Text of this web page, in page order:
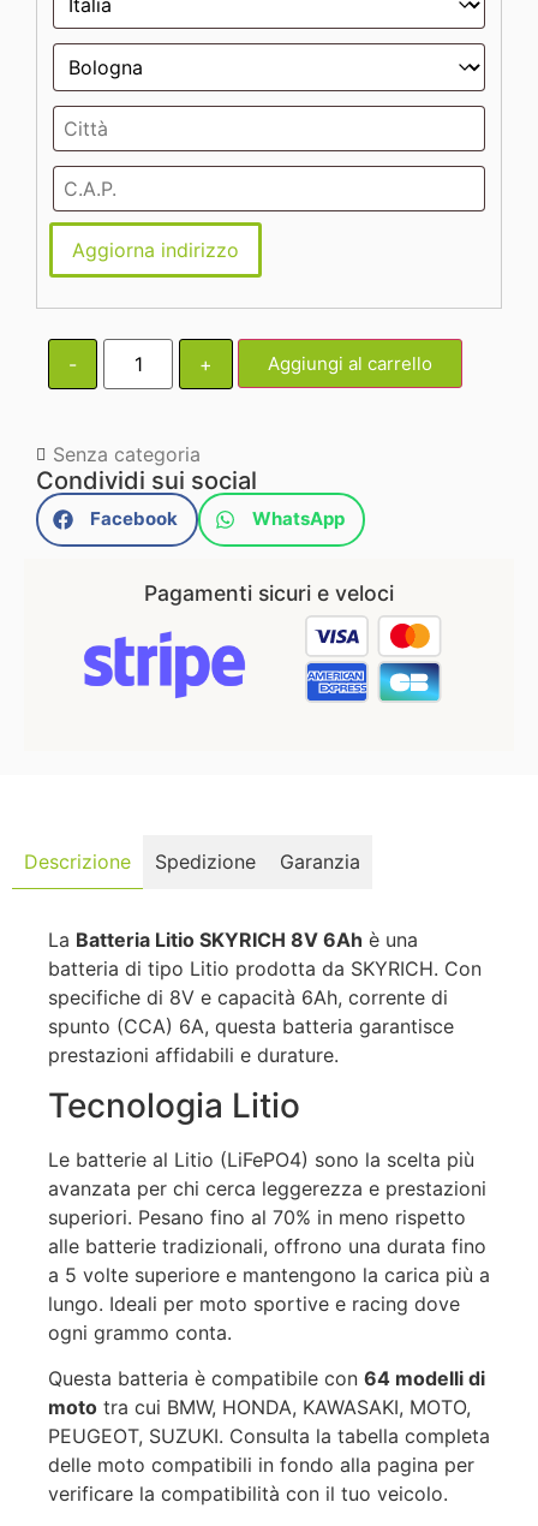
Aggiorna indirizzo
- + Aggiungi al carrello
Senza categoria
Condividi sui social
Facebook WhatsApp
Pagamenti sicuri e veloci
Descrizione Spedizione Garanzia
La Batteria Litio SKYRICH 8V 6Ah è una
batteria di tipo Litio prodotta da SKYRICH. Con
specifiche di 8V e capacità 6Ah, corrente di
spunto (CCA) 6A, questa batteria garantisce
prestazioni affidabili e durature.
Tecnologia Litio
Le batterie al Litio (LiFePO4) sono la scelta più
avanzata per chi cerca leggerezza e prestazioni
superiori. Pesano fino al 70% in meno rispetto
alle batterie tradizionali, offrono una durata fino
a 5 volte superiore e mantengono la carica più a
lungo. Ideali per moto sportive e racing dove
ogni grammo conta.
Questa batteria è compatibile con 64 modelli di
moto tra cui BMW, HONDA, KAWASAKI, MOTO,
PEUGEOT, SUZUKI. Consulta la tabella completa
delle moto compatibili in fondo alla pagina per
verificare la compatibilità con il tuo veicolo.